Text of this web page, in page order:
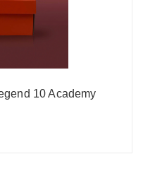
10 Academy